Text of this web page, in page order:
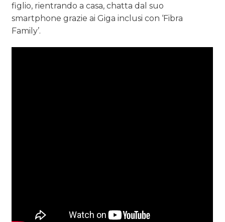
figlio, rientrando a casa, chatta dal suo
smartphone grazie ai Giga inclusi con ‘Fibra
Family’.